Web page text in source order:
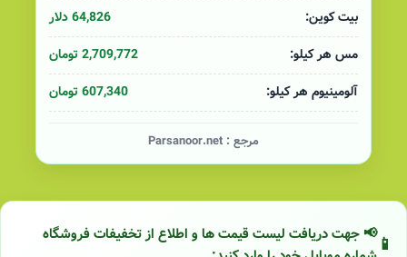
بیت کوین:
64,826 دلار
مس هر کیلو:
2,709,772 تومان
آلومینیوم هر کیلو:
607,340 تومان
مرجع : Parsanoor.net
📢 جهت دریافت لیست قیمت ها و اطلاع از تخفیفات فروشگاه